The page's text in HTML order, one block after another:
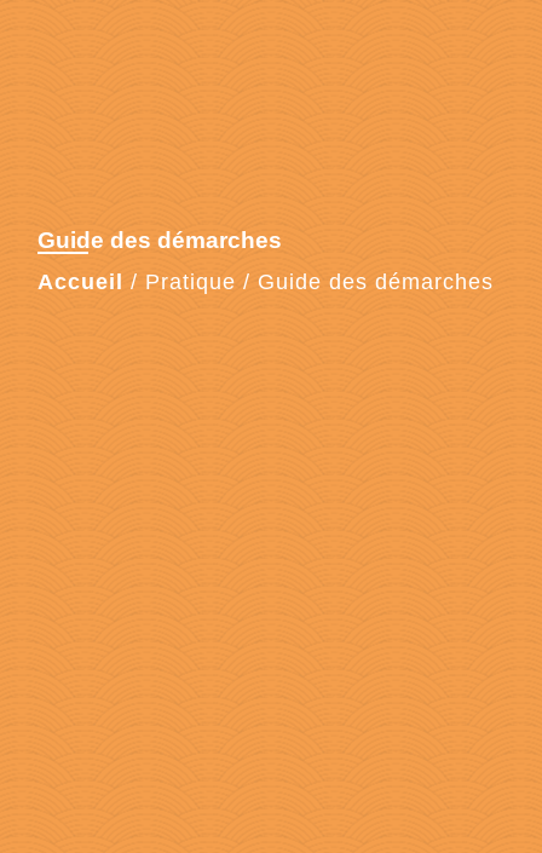
Guide des démarches
Accueil / Pratique / Guide des démarches